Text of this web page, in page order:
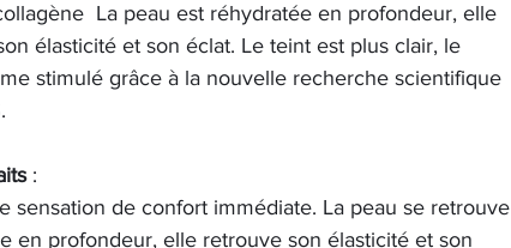
La peau est réhydratée en profondeur, elle
élasticité et son éclat. Le teint est plus clair, le
stimulé grâce à la nouvelle recherche scientifique
:
sensation de confort immédiate. La peau se retrouve
en profondeur, elle retrouve son élasticité et son